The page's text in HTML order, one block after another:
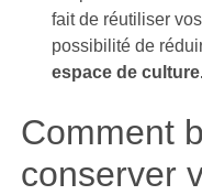
fait de réutiliser
possibilité de
espace de
Comment
conserver